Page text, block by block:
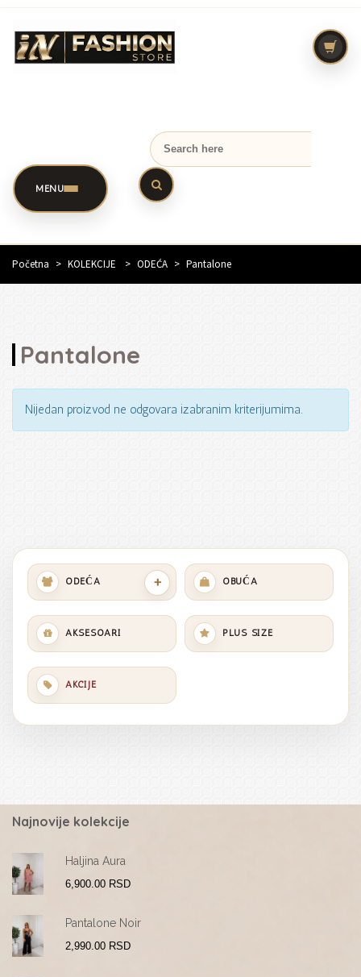
MENU
Početna > KOLEKCIJE > ODEĆA > Pantalone
Pantalone
Nijedan proizvod ne odgovara izabranim kriterijumima.
ODEĆA + OBUĆA
AKSESOARI PLUS SIZE
AKCIJE
Najnovije kolekcije
Haljina Aura
6,900.00 RSD
Pantalone Noir
2,990.00 RSD